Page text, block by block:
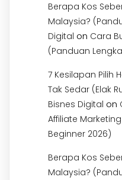
Berapa Kos
Malaysia?
Digital on Cara
(Panduan
7 Kesilapan Pilih
Tak Sedar (Elak
Bisnes Digital on
Affiliate
Beginner 2026)
Berapa Kos
Malaysia?